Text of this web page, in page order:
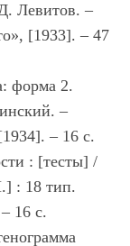
Левитов. –
[1933]. – 47
форма 2.
–
– 16 с.
: [тесты] /
: 18 тип.
16 с.